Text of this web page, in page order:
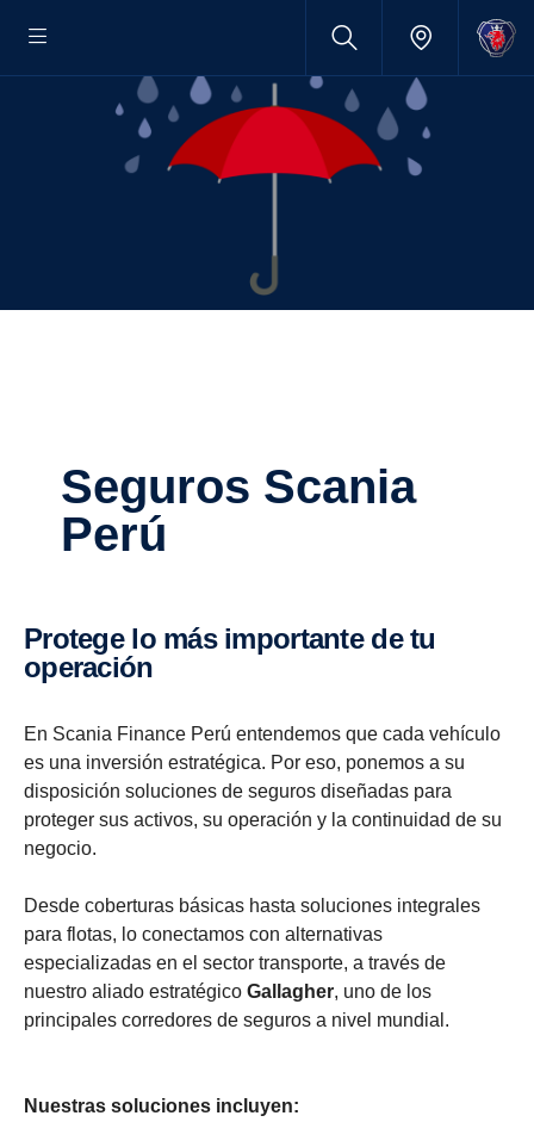
Seguros Scania
Perú
protege lo más importante de tu
operación
En Scania Finance Perú entendemos que cada vehículo
es una inversión estratégica. Por eso, ponemos a su
disposición soluciones de seguros diseñadas para
proteger sus activos, su operación y la continuidad de su
negocio.
Desde coberturas básicas hasta soluciones integrales
para flotas, lo conectamos con alternativas
especializadas en el sector transporte, a través de
nuestro aliado estratégico Gallagher, uno de los
principales corredores de seguros a nivel mundial.
Nuestras soluciones incluyen: